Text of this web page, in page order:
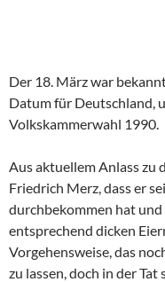
Der 18. März war
Datum für Deutschland,
Volkskammerwahl 1990.
Aus aktuellem Anlass zu
Friedrich Merz, dass er
durchbekommen hat
entsprechend dicken
Vorgehensweise, das
zu lassen, doch in der